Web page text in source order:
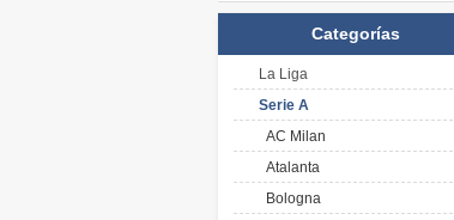
Categorías
La Liga
Serie A
AC Milan
Atalanta
Bologna